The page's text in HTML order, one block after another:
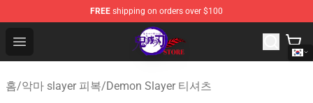
FREE shipping on orders over $100
Open menu
Kimetsu no Yaiba Store - Official Kimetsu no Yaiba
홈/악마 slayer 피복/Demon Slayer 티셔츠